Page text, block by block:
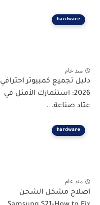
hardware
منذ عام
دليل تجميع كمبيوتر احترافي
2026: استثمارك الأمثل في
عتاد صناعة...
hardware
منذ عام
اصلاح مشكل الشحن